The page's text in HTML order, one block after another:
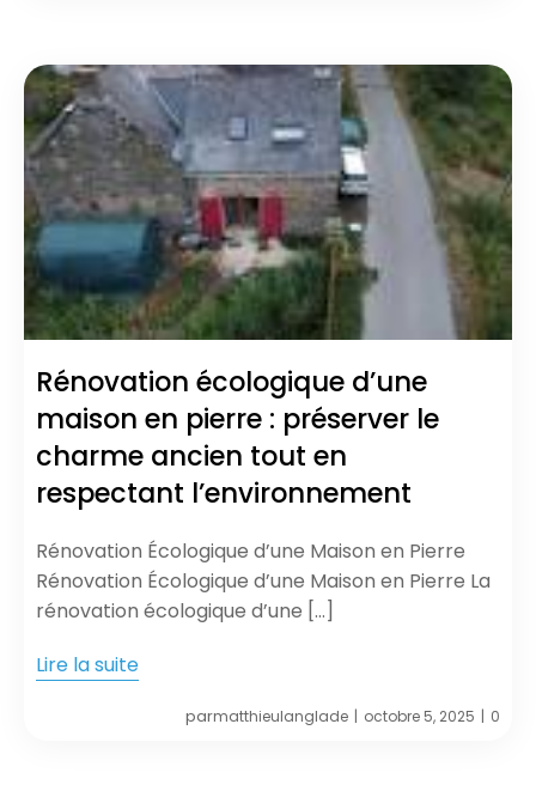
Rénovation écologique d’une
maison en pierre : préserver le
charme ancien tout en
respectant l’environnement
Rénovation Écologique d’une Maison en Pierre
Rénovation Écologique d’une Maison en Pierre La
rénovation écologique d’une […]
Lire la suite
parmatthieulanglade | octobre 5, 2025 | 0